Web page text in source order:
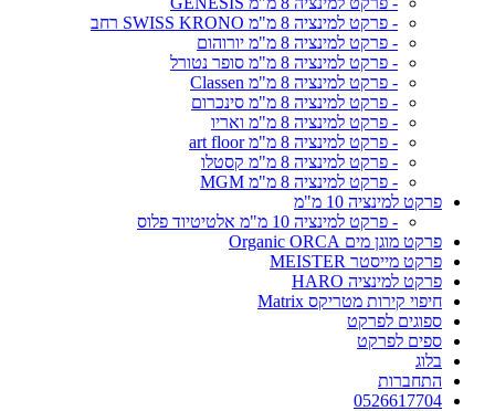
- פרקט למינציה 8 מ"מ SWISS KRONO רחב
- פרקט למינציה 8 מ"מ יורוהום
- פרקט למינציה 8 מ"מ סופר נטורל
- פרקט למינציה 8 מ"מ Classen
- פרקט למינציה 8 מ"מ סינכרום
- פרקט למינציה 8 מ"מ ואריו
- פרקט למינציה 8 מ"מ art floor
- פרקט למינציה 8 מ"מ קסטלו
- פרקט למינציה 8 מ"מ MGM
פרקט למינציה 10 מ"מ
- פרקט למינציה 10 מ"מ אלטיטיוד פלוס
פרקט מוגן מים Organic ORCA
פרקט מייסטר MEISTER
פרקט למינציה HARO
חיפוי קירות מטריקס Matrix
ספוגים לפרקט
ספים לפרקט
בלוג
התחברות
0526617704